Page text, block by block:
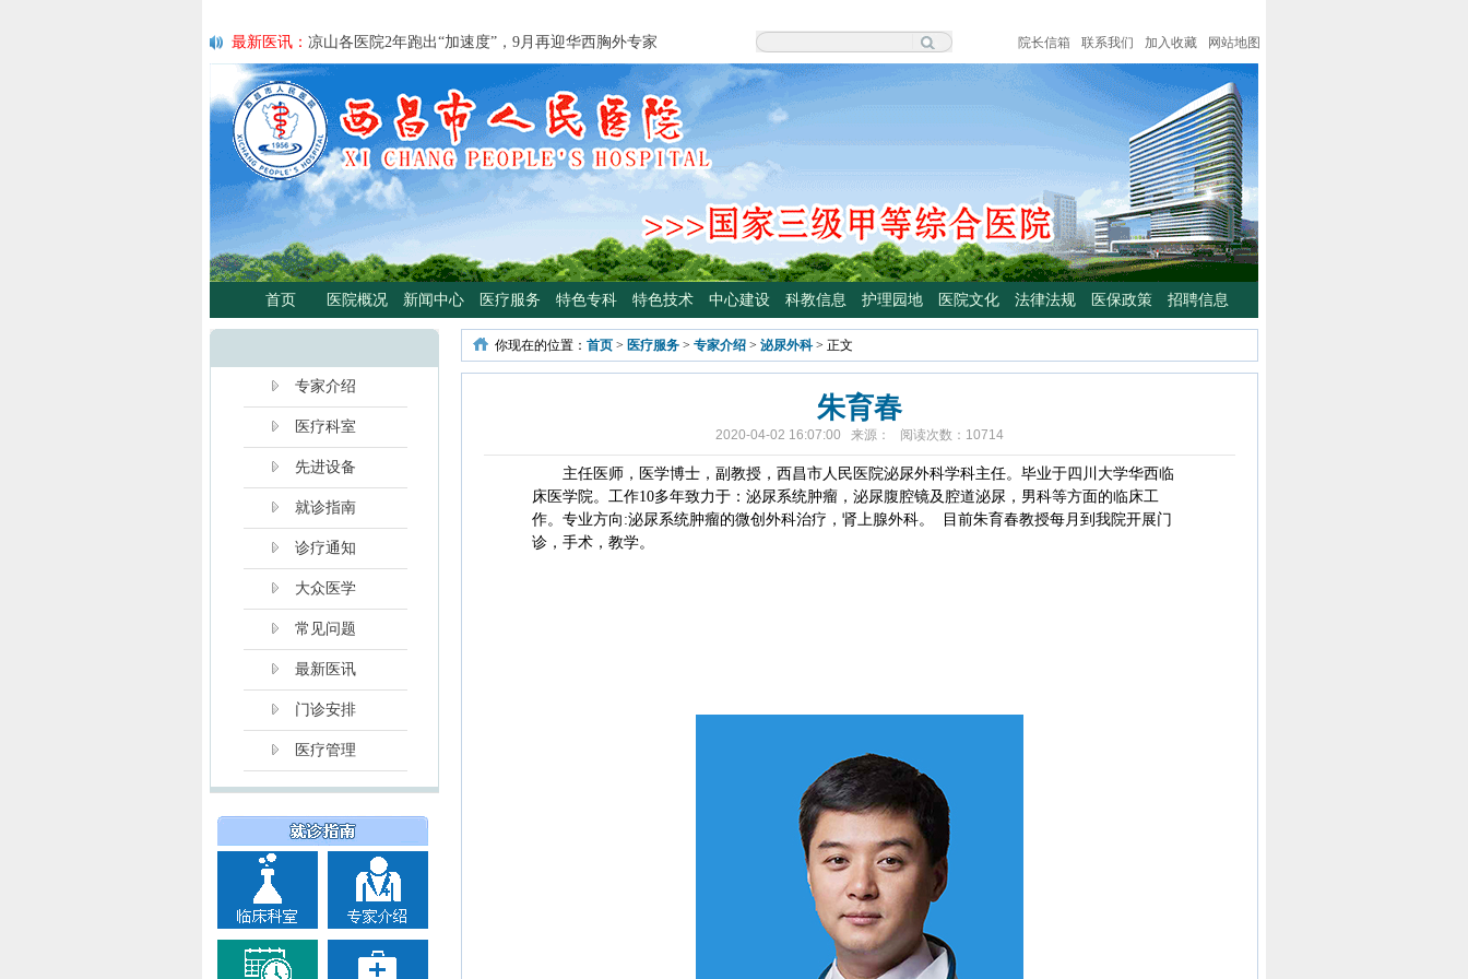
最新医讯： 凉山各医院2年跑出“加速度”，9月再迎华西胸外专家
最新医讯：紧急通知
最新医讯：好消息！四川大学华西医院泌尿外科专家魏强教授来院坐诊
最新医讯：西昌市人民总医院携手省科学普及专委会开展卫生下乡及科普
宣传活动
最新医讯：西昌市人民医院耳鼻咽喉头颈外科将于3月3日开展“全国爱耳
日”义诊活动
最新医讯： 重磅消息！2月21日起，四川大学华西医院泌尿外科魏强教授
将定期到西昌市人民医院开展门诊、手术
最新医讯：西昌市人民医院胃肠肿瘤专病门诊开诊！
最新医讯：西昌市人民医院开展日间蓝光治疗门诊 轻度“小黄人”，母子不
分离、不住院就能照蓝光啦！
最新医讯：好消息！西昌市人民医院高压氧舱运行啦
【义诊预告】西昌市人民医院大型义诊活动，5月7日约定您
院长信箱 联系我们 加入收藏 网站地图
首页 医院概况 新闻中心 医疗服务 特色专科 特色技术 中心建设 科教信息 护理园地 医院文化 法律法规 医保政策 招聘信息
专家介绍
医疗科室
先进设备
就诊指南
诊疗通知
大众医学
常见问题
最新医讯
门诊安排
医疗管理
你现在的位置： 首页 > 医疗服务 > 专家介绍 > 泌尿外科> 正文
朱育春
2020-04-02 16:07:00 来源： 阅读次数： 10714
主任医师，医学博士，副教授，西昌市人民医院泌尿外科学科主任。毕业于四川大学华西临
床医学院。工作10多年致力于：泌尿系统肿瘤，泌尿腹腔镜及腔道泌尿，男科等方面的临床工
作。专业方向:泌尿系统肿瘤的微创外科治疗，肾上腺外科。 目前朱育春教授每月到我院开展门
诊，手术，教学。